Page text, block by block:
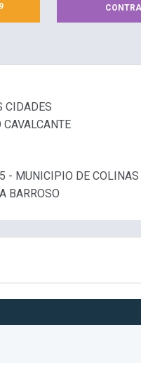
CIDADES
- MUNICIPIO DE COLINAS
BARROSO